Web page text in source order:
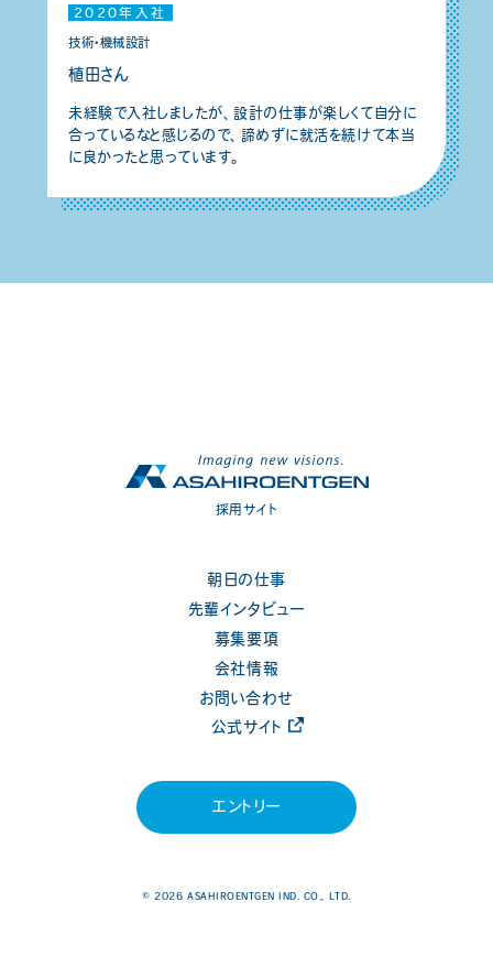
2020年入社
技術・機械設計
植田さん
未経験で入社しましたが、設計の仕事が楽しくて自分に
合っているなと感じるので、諦めずに就活を続けて本当
に良かったと思っています。
採用サイト
朝日の仕事
先輩インタビュー
募集要項
会社情報
お問い合わせ
公式サイト
エントリー
© 2026 ASAHIROENTGEN IND. CO., LTD.